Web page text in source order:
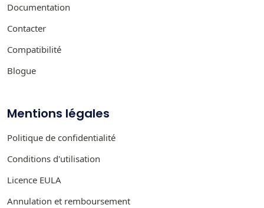
Documentation
Contacter
Compatibilité
Blogue
Mentions légales
Politique de confidentialité
Conditions d'utilisation
Licence EULA
Annulation et remboursement